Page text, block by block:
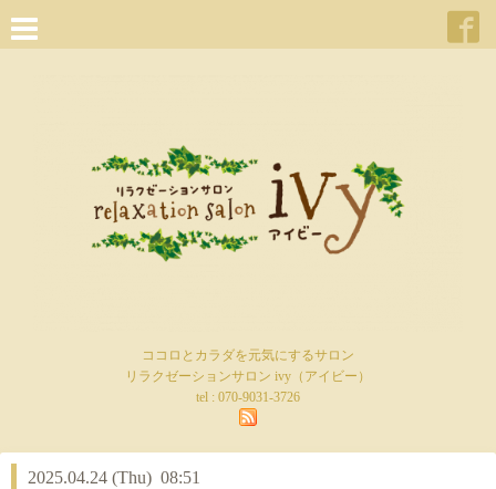
ココロとカラダを元気にするサロン
リラクゼーションサロン ivy（アイビー）
tel : 070-9031-3726
2025.04.24 (Thu) 08:51